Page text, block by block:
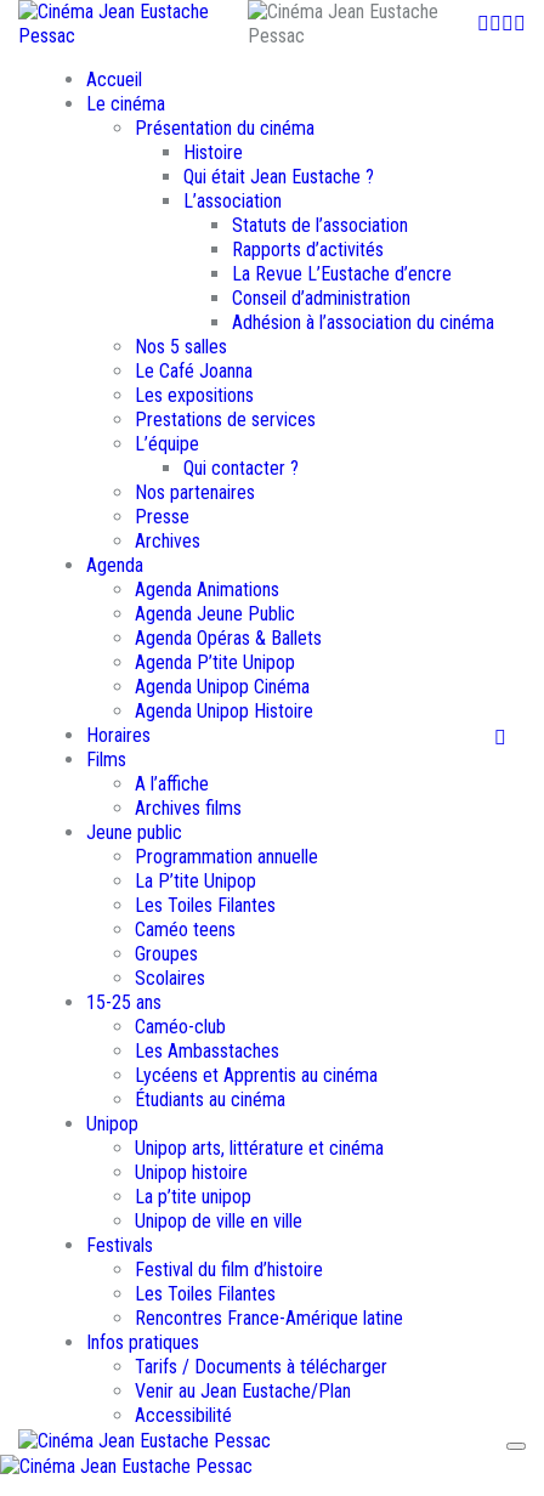
Accueil
Le cinéma
Présentation du cinéma
Histoire
Qui était Jean Eustache ?
L’association
Statuts de l’association
Rapports d’activités
La Revue L’Eustache d’encre
Conseil d’administration
Adhésion à l’association du cinéma
Nos 5 salles
Le Café Joanna
Les expositions
Prestations de services
L’équipe
Qui contacter ?
Nos partenaires
Presse
Archives
Agenda
Agenda Animations
Agenda Jeune Public
Agenda Opéras & Ballets
Agenda P’tite Unipop
Agenda Unipop Cinéma
Agenda Unipop Histoire
Horaires
Films
A l’affiche
Archives films
Jeune public
Programmation annuelle
La P’tite Unipop
Les Toiles Filantes
Caméo teens
Groupes
Scolaires
15-25 ans
Caméo-club
Les Ambasstaches
Lycéens et Apprentis au cinéma
Étudiants au cinéma
Unipop
Unipop arts, littérature et cinéma
Unipop histoire
La p’tite unipop
Unipop de ville en ville
Festivals
Festival du film d’histoire
Les Toiles Filantes
Rencontres France-Amérique latine
Infos pratiques
Tarifs / Documents à télécharger
Venir au Jean Eustache/Plan
Accessibilité